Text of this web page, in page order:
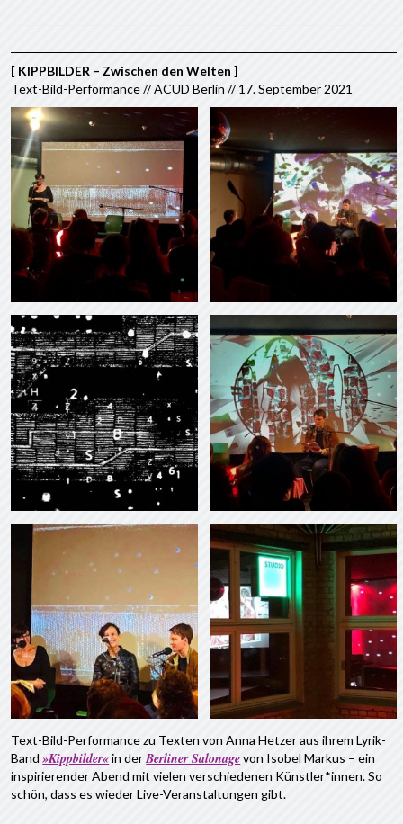
[ KIPPBILDER – Zwischen den Welten ]
Text-Bild-Performance // ACUD Berlin // 17. September 2021
Text-Bild-Performance zu Texten von Anna Hetzer aus ihrem Lyrik-
Band»Kippbilder«in derBerliner Salonagevon Isobel Markus – ein
inspirierender Abend mit vielen verschiedenen Künstler*innen. So
schön, dass es wieder Live-Veranstaltungen gibt.